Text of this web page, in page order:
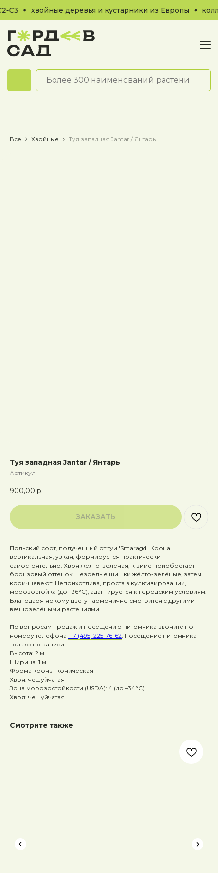
С3 хвойные деревья и кустарники из Европы
Обратный звонок
Все Хвойные Туя западная Jantar / Янтарь
Туя западная Jantar / Янтарь
Артикул:
900,00 р.
ЗАКАЗАТЬ
Польский сорт, полученный от туи 'Smaragd'. Крона
вертикальная, узкая, формируется практически
самостоятельно. Хвоя жёлто-зелёная, к зиме приобретает
бронзовый оттенок. Незрелые шишки жёлто-зелёные, затем
коричневеют. Неприхотлива, проста в культивировании,
морозостойка (до –36°C), адаптируется к городским условиям.
Благодаря яркому цвету гармонично смотрится с другими
вечнозелёными растениями.
По вопросам продаж и посещению питомника звоните по
номеру телефона + 7 (495) 225-76-62. Посещение питомника
только по записи.
Высота: 2 м
Ширина: 1 м
Форма кроны: коническая
Хвоя: чешуйчатая
Зона морозостойкости (USDA): 4 (до –34°C)
Хвоя: чешуйчатая
Смотрите также